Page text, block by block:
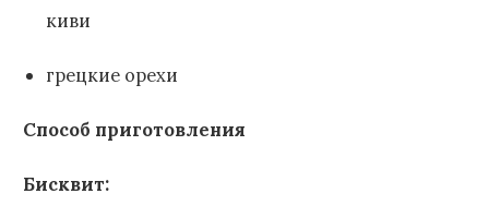
киви
грецкие орехи
Способ приготовления
Бисквит: